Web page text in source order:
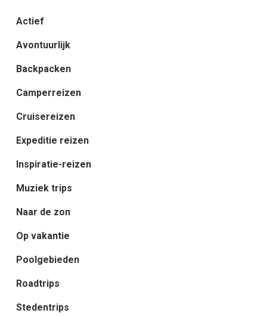
Actief
Avontuurlijk
Backpacken
Camperreizen
Cruisereizen
Expeditie reizen
Inspiratie-reizen
Muziek trips
Naar de zon
Op vakantie
Poolgebieden
Roadtrips
Stedentrips